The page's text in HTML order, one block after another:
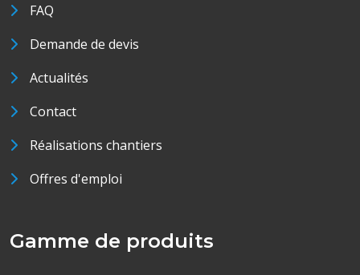
FAQ
Demande de devis
Actualités
Contact
Réalisations chantiers
Offres d'emploi
Gamme de produits